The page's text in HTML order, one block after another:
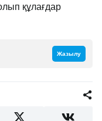
құлағдар
Жазылу